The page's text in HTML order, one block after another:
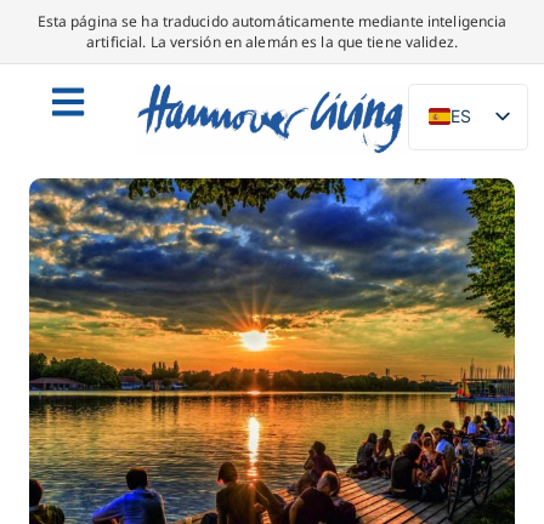
Esta página se ha traducido automáticamente mediante inteligencia
artificial. La versión en alemán es la que tiene validez.
ES
DE
EN
NL
PL
IT
DA
SV
FR
PT
TR